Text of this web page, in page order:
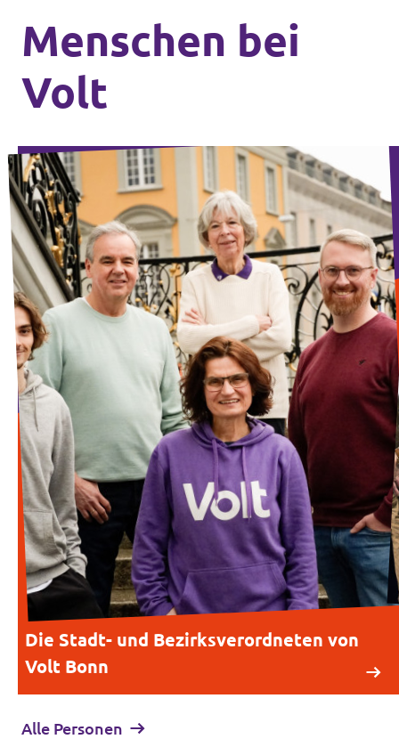
Menschen bei
Volt
Die Stadt- und Bezirksverordneten von
Volt Bonn
Alle Personen